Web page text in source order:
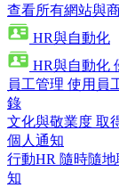
查看所有網站與
HR與自動化
HR與自動化
員工管理 使用員
錄
文化與敬業度 取
個人通知
行動HR 隨時隨
知